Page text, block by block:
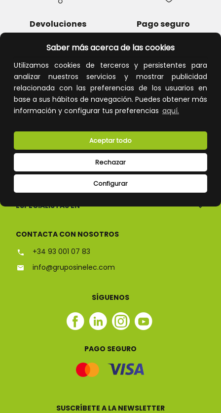
Saber más acerca de las cookies
Utilizamos cookies de terceros y persistentes para
analizar nuestros servicios y mostrar publicidad
relacionada con las preferencias de los usuarios en
base a sus hábitos de navegación. Puedes obtener más
información y configurar tus preferencias aquí.
Configurar
Rechazar
Aceptar todo
Devoluciones Pago seguro
Atención al cliente
CONÓCENOS
ESPECIALISTAS EN
CONTACTA CON NOSOTROS
+34 93 001 07 83
info@gruposinelec.com
SÍGUENOS
Facebook
Linkedin
Instagram
Youtube
PAGO SEGURO
SUSCRÍBETE A LA NEWSLETTER